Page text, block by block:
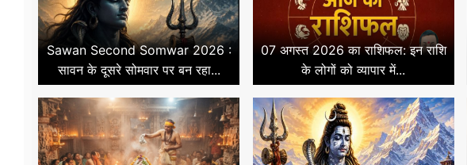
Sawan Second Somwar 2026 :
सावन के दूसरे सोमवार पर बन रहा...
07 अगस्त 2026 का राशिफल: इन राशि
के लोगों को व्यापार में...